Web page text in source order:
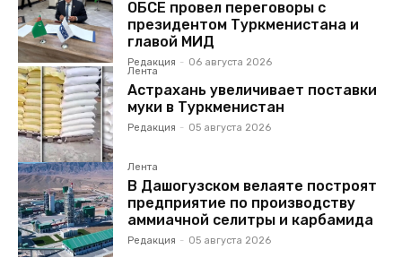
ОБСЕ провел переговоры с
президентом Туркменистана и
главой МИД
Редакция - 06 августа 2026
Лента
Астрахань увеличивает поставки
муки в Туркменистан
Редакция - 05 августа 2026
Лента
В Дашогузском велаяте построят
предприятие по производству
аммиачной селитры и карбамида
Редакция - 05 августа 2026